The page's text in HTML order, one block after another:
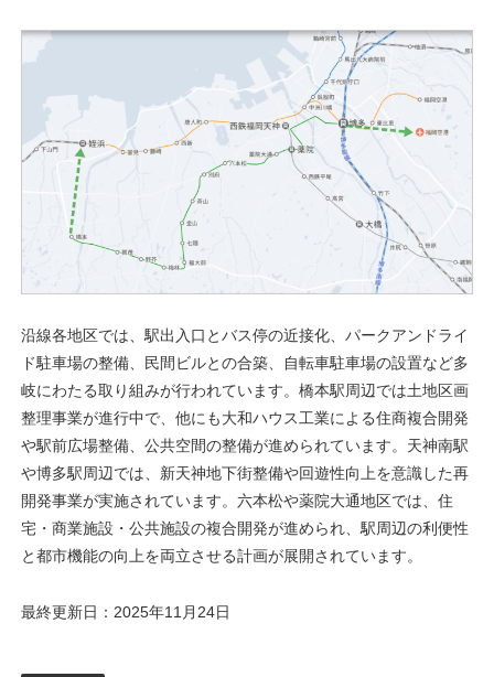
沿線各地区では、駅出入口とバス停の近接化、パークアンドライ
ド駐車場の整備、民間ビルとの合築、自転車駐車場の設置など多
岐にわたる取り組みが行われています。橋本駅周辺では土地区画
整理事業が進行中で、他にも大和ハウス工業による住商複合開発
や駅前広場整備、公共空間の整備が進められています。天神南駅
や博多駅周辺では、新天神地下街整備や回遊性向上を意識した再
開発事業が実施されています。六本松や薬院大通地区では、住
宅・商業施設・公共施設の複合開発が進められ、駅周辺の利便性
と都市機能の向上を両立させる計画が展開されています。
最終更新日：2025年11月24日